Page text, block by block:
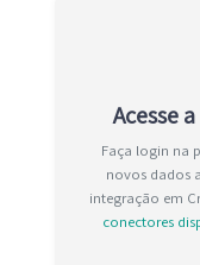
Acesse
Faça login na
novos dados
integração em
conectores